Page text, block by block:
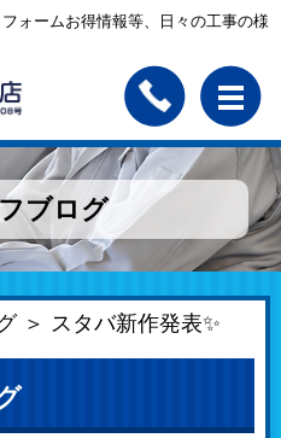
ォームお得情報等、日々の工事の様
ブログ
＞ スタバ新作発表✨